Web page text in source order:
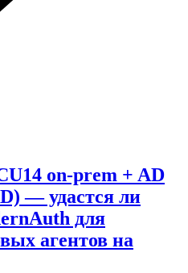
on-prem + AD
— удаcтся ли
для
агентов на